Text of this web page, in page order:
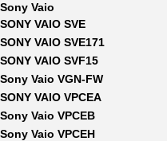
Sony Vaio
SONY VAIO SVE
SONY VAIO SVE171
SONY VAIO SVF15
Sony Vaio VGN-FW
SONY VAIO VPCEA
Sony Vaio VPCEB
Sony Vaio VPCEH